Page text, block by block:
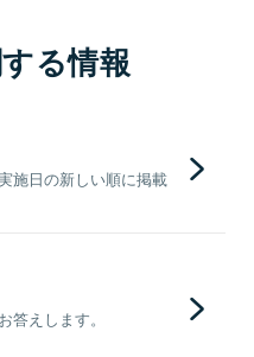
る情報
施日の新しい順に掲載
えします。